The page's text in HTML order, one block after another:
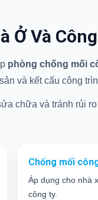
Ở Và
phòng chống mối
và kết cấu công
chữa và tránh rủi
Chống mối
Áp dụng cho nhà
công ty.